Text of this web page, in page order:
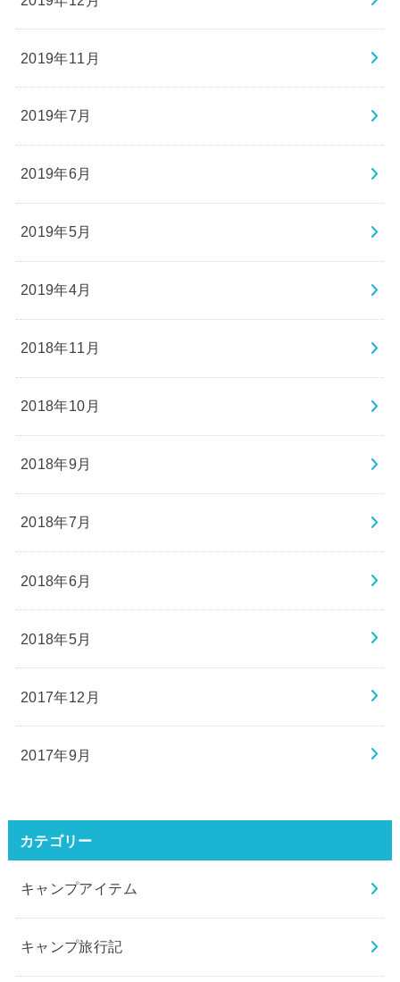
2019年11月
2019年7月
2019年6月
2019年5月
2019年4月
2018年11月
2018年10月
2018年9月
2018年7月
2018年6月
2018年5月
2017年12月
2017年9月
カテゴリー
キャンプアイテム
キャンプ旅行記